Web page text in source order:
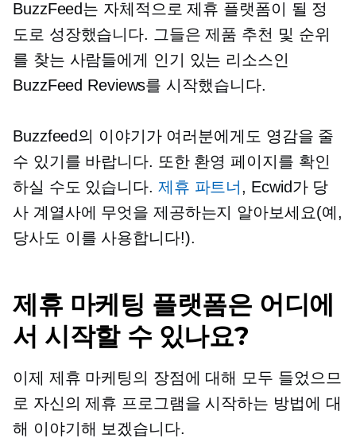
BuzzFeed는 자체적으로 제휴 플랫폼이 될 정
도로 성장했습니다. 그들은 제품 추천 및 순위
를 찾는 사람들에게 인기 있는 리소스인
BuzzFeed Reviews를 시작했습니다.
Buzzfeed의 이야기가 여러분에게도 영감을 줄
수 있기를 바랍니다. 또한 환영 페이지를 확인
하실 수도 있습니다. 제휴 파트너 , Ecwid가 당
사 계열사에 무엇을 제공하는지 알아보세요(예,
당사도 이를 사용합니다!).
제휴 마케팅 플랫폼은 어디에
서 시작할 수 있나요?
이제 제휴 마케팅의 장점에 대해 모두 들었으므
로 자신의 제휴 프로그램을 시작하는 방법에 대
해 이야기해 보겠습니다.